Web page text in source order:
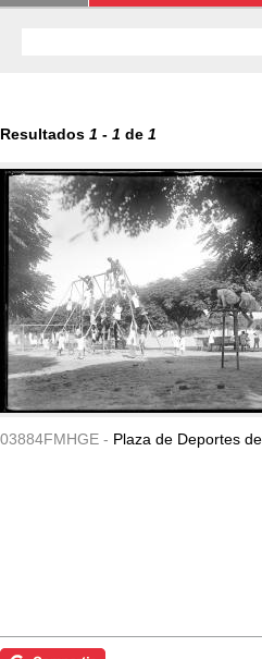
Resultados 1 - 1 de 1
03884FMHGE - Plaza de Deportes